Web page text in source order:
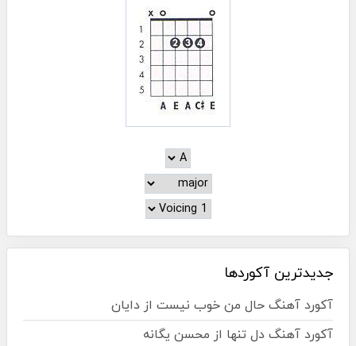
جدیدترین آکوردها
آکورد آهنگ حال من خوب نیست از دایان
آکورد آهنگ دل تنها از محسن یگانه